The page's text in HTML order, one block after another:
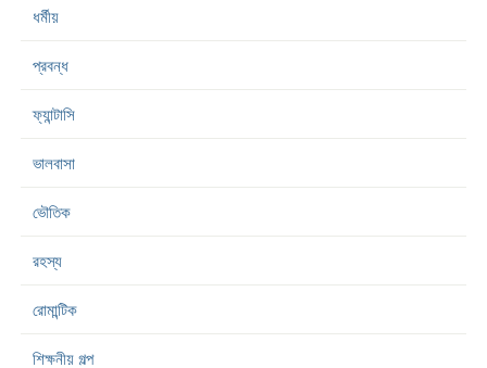
ধর্মীয়
প্রবন্ধ
ফ্যান্টাসি
ভালবাসা
ভৌতিক
রহস্য
রোমান্টিক
শিক্ষনীয় গল্প